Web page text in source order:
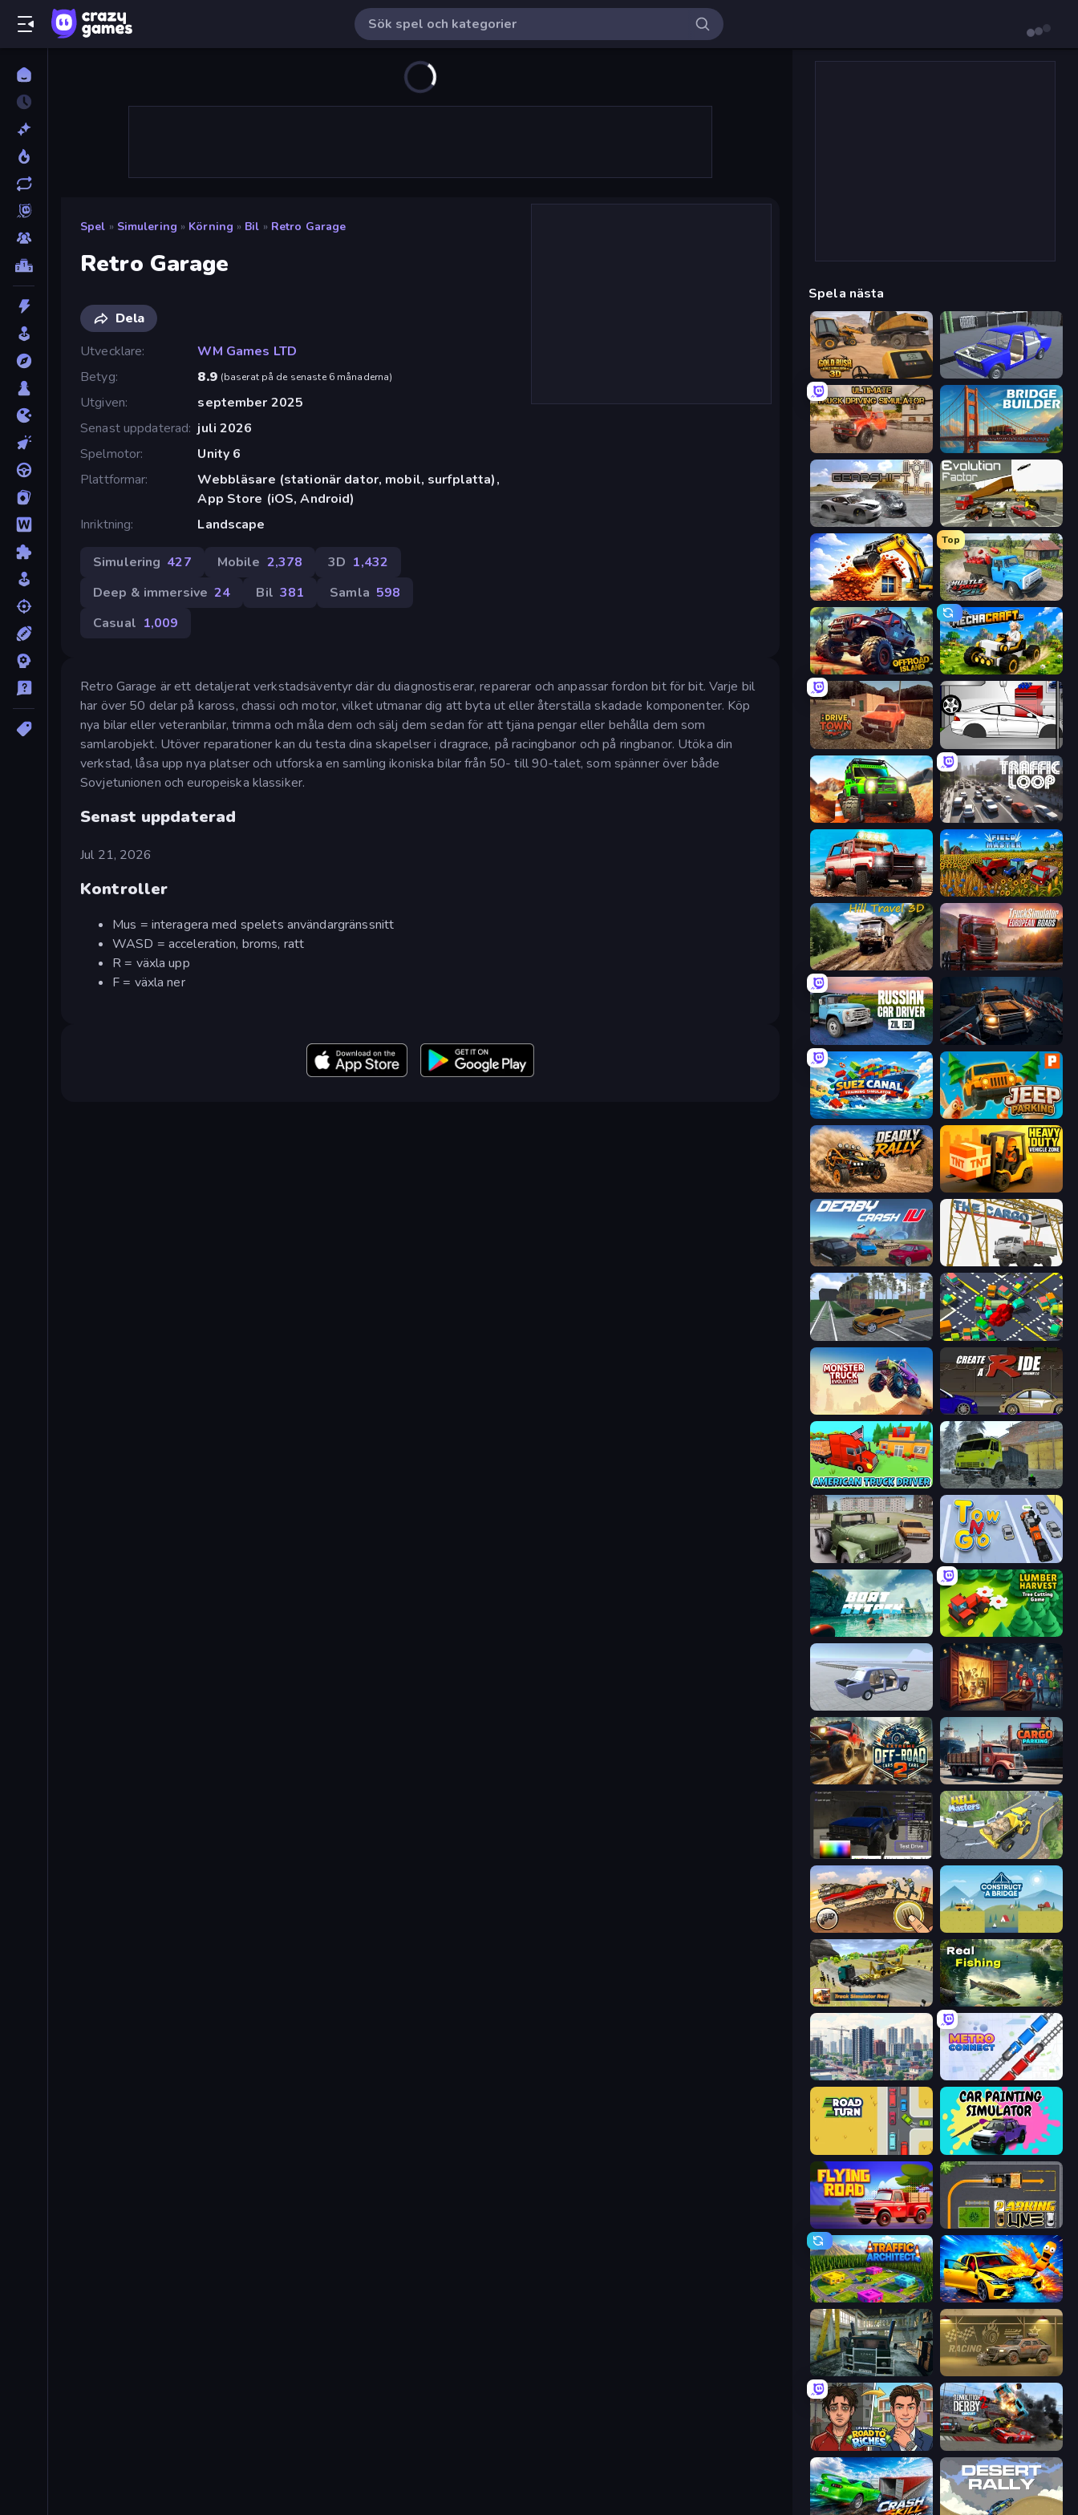
Spel » Simulering » Körning » Bil » Retro Garage
Retro Garage
Dela
Utvecklare
WM Games LTD
Betyg
8.9 (baserat på de senaste 6 månaderna)
Utgiven
september 2025
Senast uppdaterad juli 2026
Spelmotor
Unity 6
Plattformar
Webbläsare (stationär dator, mobil, surfplatta),
App Store (iOS, Android)
Inriktning
Landscape
Simulering 427 Mobile 2,378 3D 1,432
Deep & immersive 24 Bil 381 Samla 598
Casual 1,009
Retro Garage är ett detaljerat verkstadsäventyr där du diagnostiserar, reparerar och anpassar fordon bit för bit. Varje bil
har över 50 delar på kaross, chassi och motor, vilket utmanar dig att byta ut eller återställa skadade komponenter. Köp
nya bilar eller veteranbilar, trimma och måla dem och sälj dem sedan för att tjäna pengar eller behålla dem som
samlarobjekt. Utöver reparationer kan du testa dina skapelser i dragrace, på racingbanor och på ringbanor. Utöka din
verkstad, låsa upp nya platser och utforska en samling ikoniska bilar från 50- till 90-talet, som spänner över både
Sovjetunionen och europeiska klassiker.
Senast uppdaterad
Jul 21, 2026
Kontroller
Mus = interagera med spelets användargränssnitt
WASD = acceleration, broms, ratt
R = växla upp
F = växla ner
Spela nästa
Gold Rush: Gold Simulator 3D Taz Mechanic Simulator
Ultimate Truck Driving Simulator 2020 Bridge Builder
Gearshift One Evolution Factor
City Constructor
Top
Hustle & Drift in ZIL
Offroad Island Mechacraft.io
DriveTown Drag Racer V2
Offroad Life 3D Traffic Loop
Offroad Masters Challenge Field Master
Hill Travel 3D Truck Simulator: European Roads
Russian Car Driver ZIL 130 Cars vs Zombies
Suez Canal Training Simulator Jeep Parking 3D
Deadly Rally
Derby Crash 4 The Cargo
Obby: Car Crash Sandbox Slightly Annoying Traffic
Monster Truck Evolution Create-A-Ride
American Truck Driver Taiga Car Driver
Truck Driver Easy Road Tow N Go
Boat Attack Lumber Harvest: Tree Cutting Game
Car Tuning Simulator Container Auction
Extreme Offroad Cars 2 Cargo Truck Parking
Car Inspector: Truck Hill Masters
Earn to Die: Zombie Ride Construct a Bridge
Truck Simulator Real Real Fishing Simulator
SuperCity 3D Metro Connect
Car Painting Simulator
Flying Road Parking Line
Traffic Architect BMG: Ragdoll Playground
Kamaz Truck Driver
Life Simulator: Road to Riches Demolition Derby 2